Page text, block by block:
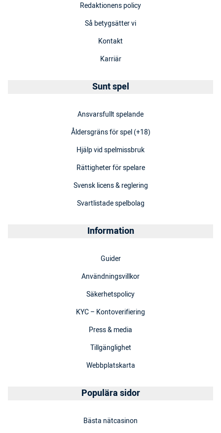
Redaktionens policy
Så betygsätter vi
Kontakt
Karriär
Sunt spel
Ansvarsfullt spelande
Åldersgräns för spel (+18)
Hjälp vid spelmissbruk
Rättigheter för spelare
Svensk licens & reglering
Svartlistade spelbolag
Information
Guider
Användningsvillkor
Säkerhetspolicy
KYC – Kontoverifiering
Press & media
Tillgänglighet
Webbplatskarta
Populära sidor
Bästa nätcasinon